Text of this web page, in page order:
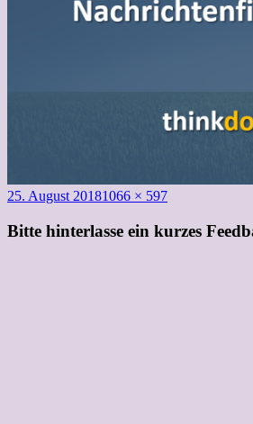
Veröffentlicht
25. August 2018Volle
1066 × 597
Bitte hinterlasse ein kurzes